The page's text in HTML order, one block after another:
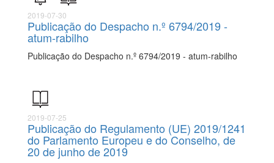
2019-07-30
Publicação do Despacho n.º 6794/2019 -
atum-rabilho
Publicação do Despacho n.º 6794/2019 - atum-rabilho
2019-07-25
Publicação do Regulamento (UE) 2019/1241
do Parlamento Europeu e do Conselho, de
20 de junho de 2019